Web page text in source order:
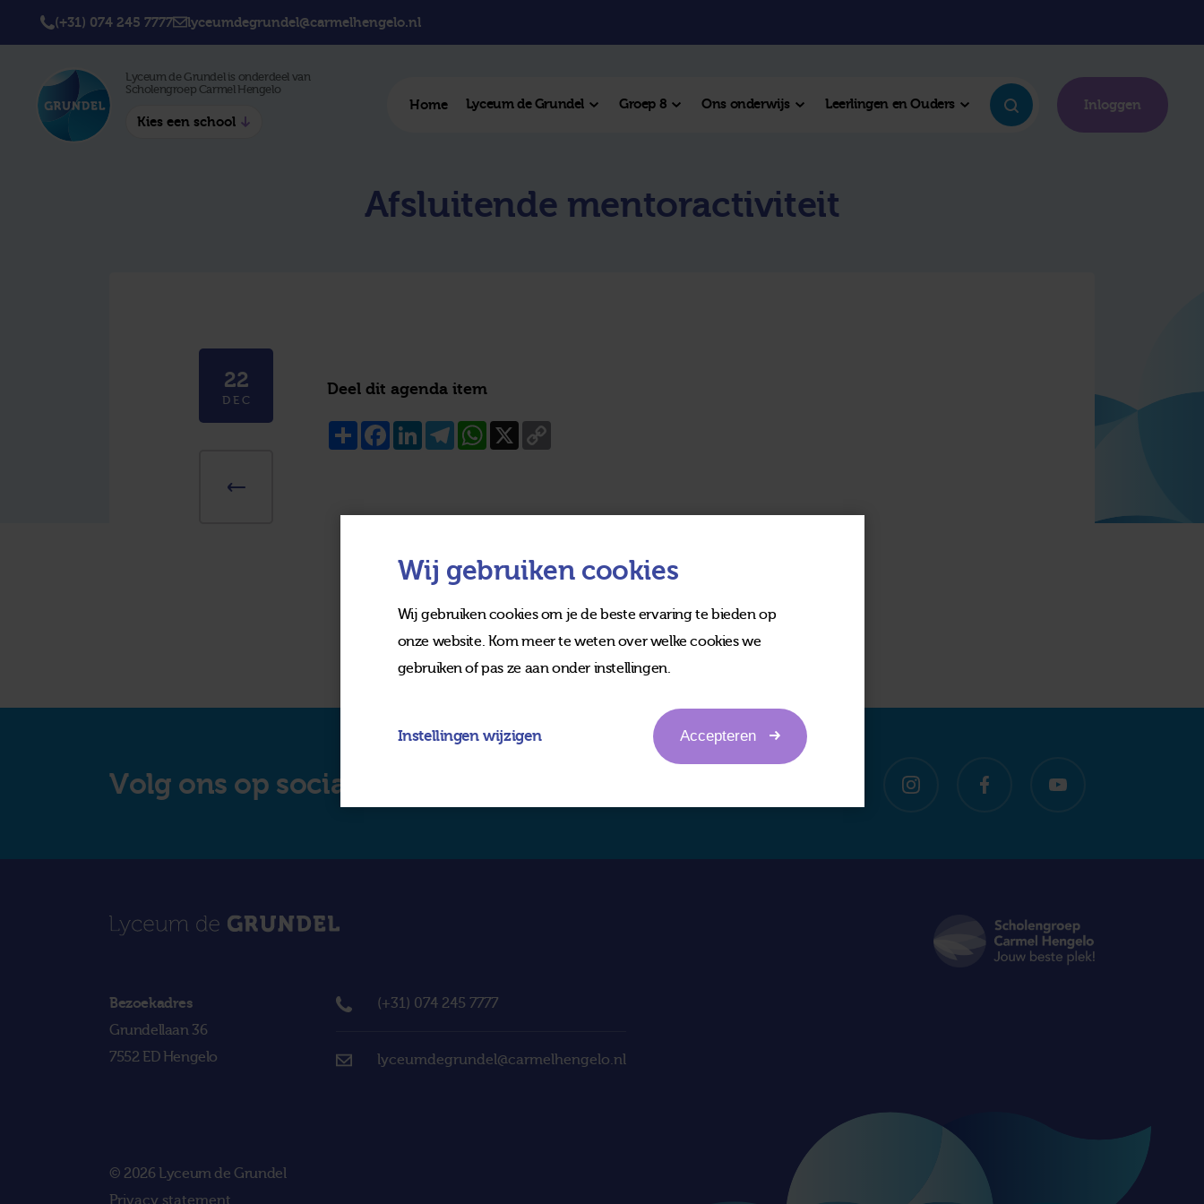
(+31) 074 245 7777 lyceumdegrundel@carmelhengelo.nl
Lyceum de Grundel is onderdeel van
Scholengroep Carmel Hengelo
Kies een school
Borne
Home Lyceum de Grundel Groep 8 Ons onderwijs Leerlingen en Ouders Inloggen
Afsluitende mentoractiviteit
22
DEC
Deel dit agenda item
ShareFacebookLinkedInTelegramWhatsApp
Volg ons op social media
Bezoekadres
Grundellaan 36
7552 ED Hengelo
(+31) 074 245 7777
lyceumdegrundel@carmelhengelo.nl
© 2026 Lyceum de Grundel
Privacy statement
Wij gebruiken cookies
Wij gebruiken cookies om je de beste ervaring te bieden op
onze website. Kom meer te weten over welke cookies we
gebruiken of pas ze aan onder instellingen.
Instellingen wijzigen Accepteren